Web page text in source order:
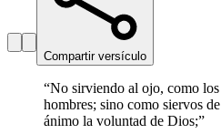
Compartir versículo
“No sirviendo al ojo, como los
hombres; sino como siervos
ánimo la voluntad de Dios;”